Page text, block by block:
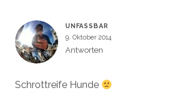
UNFASSBAR
9. Oktober 2014
Antworten
Schrottreife Hunde